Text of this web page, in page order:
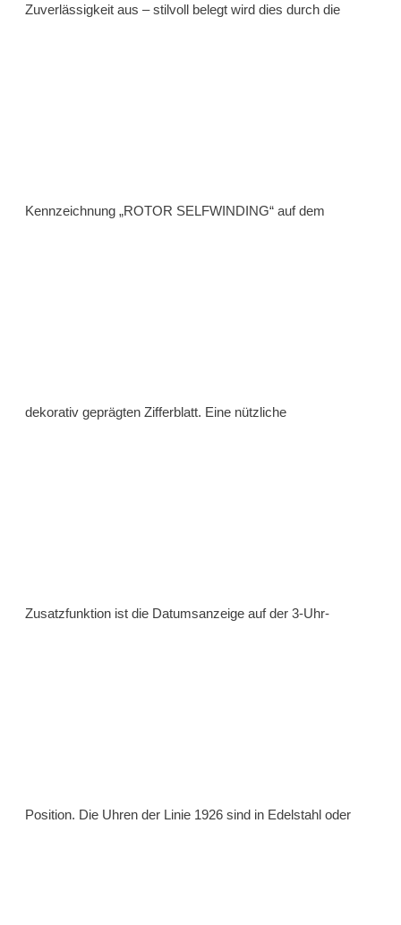
Zuverlässigkeit aus – stilvoll belegt wird dies durch die
Kennzeichnung „ROTOR SELF­WINDING“ auf dem
dekorativ geprägten Zifferblatt. Eine nützliche
Zusatzfunktion ist die Datumsanzeige auf der 3-Uhr-
Position. Die Uhren der Linie 1926 sind in Edelstahl oder